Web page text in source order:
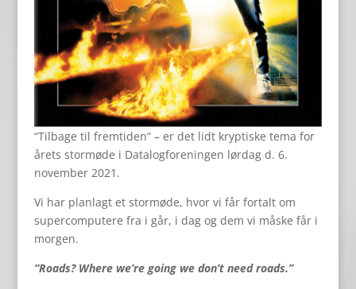
“Tilbage til fremtiden” – er det lidt kryptiske tema for
årets stormøde i Datalogforeningen lørdag d. 6.
november 2021.
Vi har planlagt et stormøde, hvor vi får fortalt om
supercomputere fra i går, i dag og dem vi måske får i
morgen.
“Roads? Where we’re going we don’t need roads.”